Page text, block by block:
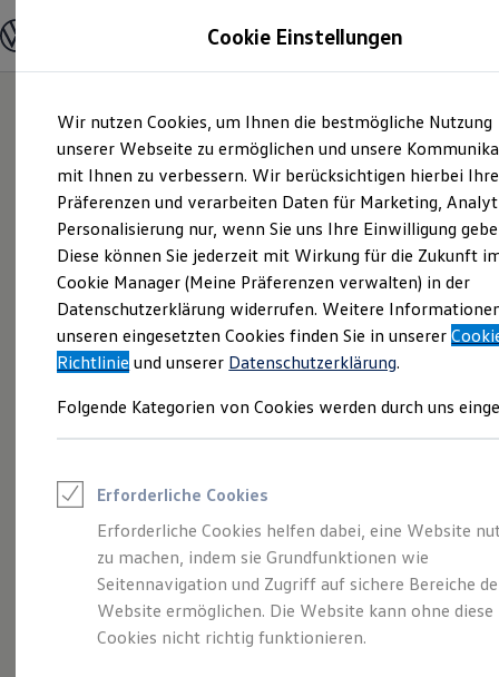
Hauptinhalt
springen
Footer
springen
Modelle und Konfigurator
Modelle vergleichen
Elektroautos
ENERGY Sondermodelle
Nutzfahrzeuge
SUV und CUV
Familienautos
Kombis
Kompaktwagen
Sportwagen
Schnell verfügbare Fahrzeuge
Angebote und Produkte
Aktuelle Angebote
E-Auto-Förderung
Volkswagen Marktplatz
Junge Gebrauchtwagen und Gebrauchtwagen
Saisonangebote
Leasing
Leasing-Angebote
Gebrauchtwagen Leasing
Junge Gebrauchtwagen-Leasing
Elektroauto Leasing
Kleinwagen-Leasing
Leasing ohne Anzahlung
Volkswagen Economy
Service Rabattaktion
Cookie Einstellungen
Wir nutzen Cookies, um Ihnen die bestmögliche Nutzung
unserer Webseite zu ermöglichen und unsere
mit Ihnen zu verbessern. Wir berücksichtigen hierbei Ihre
Präferenzen und verarbeiten Daten für Marketing,
Personalisierung nur, wenn Sie uns Ihre Einwilligung
Diese können Sie jederzeit mit Wirkung für die Zukunft
Cookie Manager (Meine Präferenzen verwalten) in der
Datenschutzerklärung widerrufen. Weitere
unseren eingesetzten Cookies finden Sie in unserer
Richtlinie und unserer Datenschutzerklärung.
Folgende Kategorien von Cookies werden durch uns
Erforderliche Cookies
Erforderliche Cookies helfen dabei, eine Website
zu machen, indem sie Grundfunktionen wie
Seitennavigation und Zugriff auf sichere Bereiche
Website ermöglichen. Die Website kann ohne diese
Cookies nicht richtig funktionieren.